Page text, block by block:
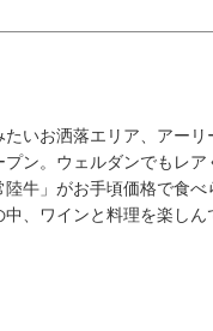
いお洒落エリア、アー
プン。ウェルダンでもレ
陸牛」がお手頃価格で食
、ワインと料理を楽しん